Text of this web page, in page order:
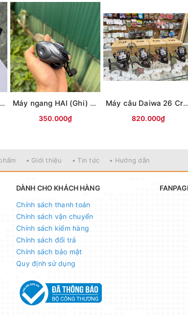
Máy ngang OrcaNt C1 (Ghi đen) (tay trái) Máy ngang HAI (Ghi) có tiếng DragClick (tay trái)
350.000₫
Máy câu Daiwa 26 Crossfire LT (Hộp be vàng)
820.000₫
• Giới thiệu • Tin tức • Hướng dẫn
DÀNH CHO KHÁCH HÀNG
Chính sách thanh toán
Chính sách vận chuyển
Chính sách kiểm hàng
Chính sách đổi trả
Chính sách bảo mật
Quy định sử dụng